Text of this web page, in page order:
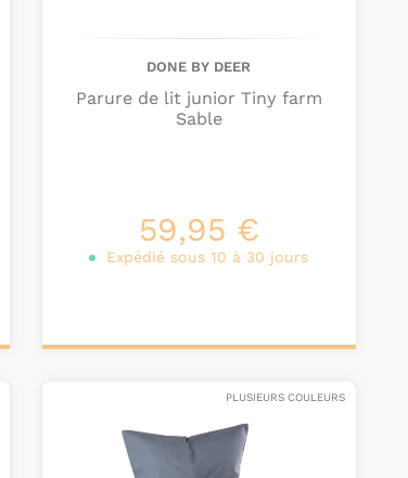
DONE BY DEER
Parure de lit junior Tiny farm
Sable
59,95 €
Expédié sous 10 à 30 jours
PLUSIEURS COULEURS